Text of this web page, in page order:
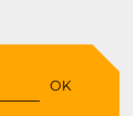
OK